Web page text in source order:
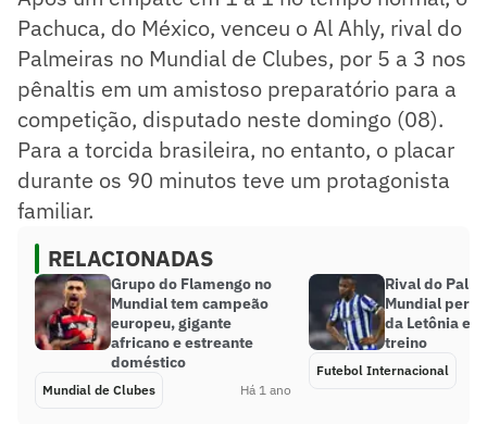
Pachuca, do México, venceu o Al Ahly, rival do
Palmeiras no Mundial de Clubes, por 5 a 3 nos
pênaltis em um amistoso preparatório para a
competição, disputado neste domingo (08).
Para a torcida brasileira, no entanto, o placar
durante os 90 minutos teve um protagonista
familiar.
RELACIONADAS
Grupo do Flamengo no
Mundial tem campeão
europeu, gigante
africano e estreante
doméstico
Mundial de Clubes Há 1 ano
Rival do
Mundial
da Letônia
treino
Futebol Internacional